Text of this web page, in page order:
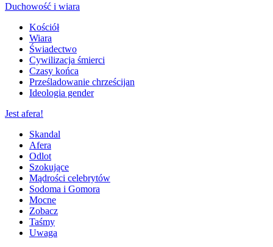
Duchowość i wiara
Kościół
Wiara
Świadectwo
Cywilizacja śmierci
Czasy końca
Prześladowanie chrześcijan
Ideologia gender
Jest afera!
Skandal
Afera
Odlot
Szokujące
Mądrości celebrytów
Sodoma i Gomora
Mocne
Zobacz
Taśmy
Uwaga